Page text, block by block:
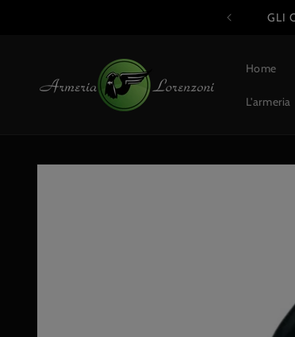
Home
L'armeria
Passa alle